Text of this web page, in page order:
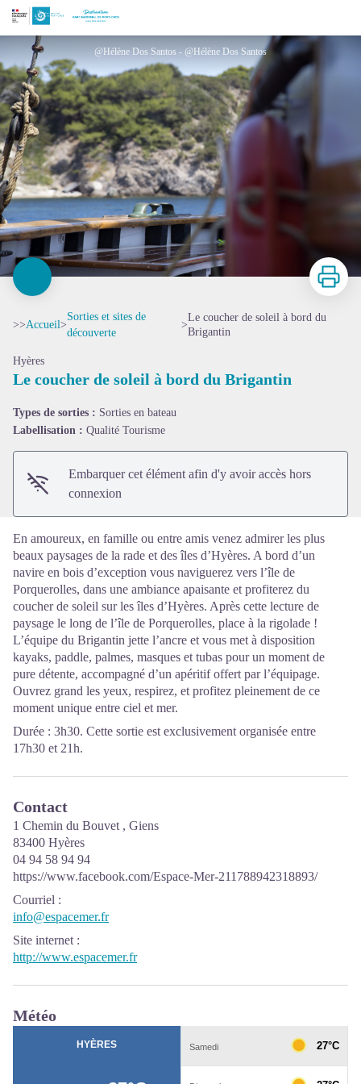
Le coucher de soleil à bord du Brigantin
@Hélène Dos Santos - @Hélène Dos Santos
Imprimer
>>Accueil>
Sorties et sites de
découverte
>
Le coucher de soleil à bord du
Brigantin
Hyères
Le coucher de soleil à bord du Brigantin
Types de sorties : Sorties en bateau
Labellisation : Qualité Tourisme
Embarquer cet élément afin d'y avoir accès hors
connexion
En amoureux, en famille ou entre amis venez admirer les plus
beaux paysages de la rade et des îles d’Hyères. A bord d’un
navire en bois d’exception vous naviguerez vers l’île de
Porquerolles, dans une ambiance apaisante et profiterez du
coucher de soleil sur les îles d’Hyères. Après cette lecture de
paysage le long de l’île de Porquerolles, place à la rigolade !
L’équipe du Brigantin jette l’ancre et vous met à disposition
kayaks, paddle, palmes, masques et tubas pour un moment de
pure détente, accompagné d’un apéritif offert par l’équipage.
Ouvrez grand les yeux, respirez, et profitez pleinement de ce
moment unique entre ciel et mer.
Durée : 3h30. Cette sortie est exclusivement organisée entre
17h30 et 21h.
Contact
1 Chemin du Bouvet , Giens
83400 Hyères
04 94 58 94 94
https://www.facebook.com/Espace-Mer-211788942318893/
Courriel :
info@espacemer.fr
Site internet :
http://www.espacemer.fr
Météo